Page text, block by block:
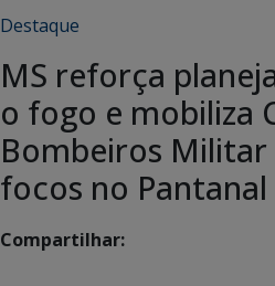
Destaque
MS reforça
o fogo e mobiliza
Bombeiros
focos no Pantanal
Compartilhar: